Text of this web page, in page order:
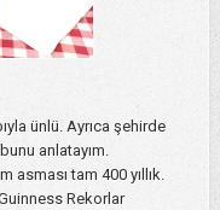
ünlü. Ayrıca şehirde
anlatayım.
asması tam 400 yıllık.
Rekorlar